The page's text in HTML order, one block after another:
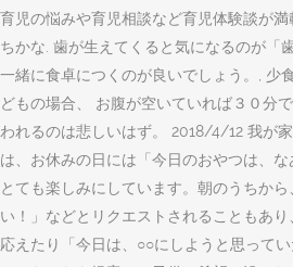
育児の悩みや育児相談など育児体験談が
ちかな. 歯が生えてくると気になるのが「
一緒に食卓につくのが良いでしょう。, 少
どもの場合、 お腹が空いていれば３０分
われるのは悲しいはず。 2018/4/12 我が
は、お休みの日には「今日のおやつは、
とても楽しみにしています。朝のうちか
い！」などとリクエストされることもあ
応えたり「今日は、○○にしようと思って